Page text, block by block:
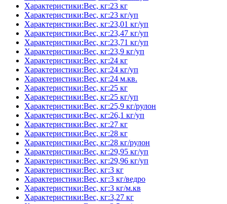
Характеристики:Вес, кг:23 кг
Характеристики:Вес, кг:23 кг/уп
Характеристики:Вес, кг:23,01 кг/уп
Характеристики:Вес, кг:23,47 кг/уп
Характеристики:Вес, кг:23,71 кг/уп
Характеристики:Вес, кг:23,9 кг/уп
Характеристики:Вес, кг:24 кг
Характеристики:Вес, кг:24 кг/уп
Характеристики:Вес, кг:24 м.кв.
Характеристики:Вес, кг:25 кг
Характеристики:Вес, кг:25 кг/уп
Характеристики:Вес, кг:25,9 кг/рулон
Характеристики:Вес, кг:26,1 кг/уп
Характеристики:Вес, кг:27 кг
Характеристики:Вес, кг:28 кг
Характеристики:Вес, кг:28 кг/рулон
Характеристики:Вес, кг:29,95 кг/уп
Характеристики:Вес, кг:29,96 кг/уп
Характеристики:Вес, кг:3 кг
Характеристики:Вес, кг:3 кг/ведро
Характеристики:Вес, кг:3 кг/м.кв
Характеристики:Вес, кг:3,27 кг